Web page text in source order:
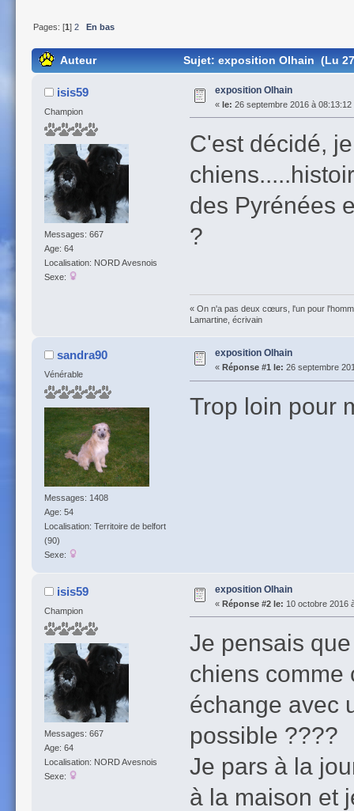
Pages: [1]2 En bas
Auteur Sujet: exposition Olhain (Lu
isis59
Champion
Messages: 667
Age: 64
Localisation: NORD Avesnois
Sexe:
exposition Olhain
« le: 26 septembre 2016 à 08:13:12
C'est décidé,
des Pyrénées
?
« On n'a pas deux cœurs, l'un pour
Lamartine, écrivain
sandra90
Vénérable
Messages: 1408
Age: 54
Localisation: Territoire de belfort
(90)
Sexe:
exposition Olhain
« Réponse #1 le: 26 septembre
Trop loin pour
isis59
Champion
Messages: 667
Age: 64
Localisation: NORD Avesnois
Sexe:
exposition Olhain
« Réponse #2 le: 10 octobre 2016
Je pensais
chiens comme
échange avec
possible ????
Je pars à la
à la maison et